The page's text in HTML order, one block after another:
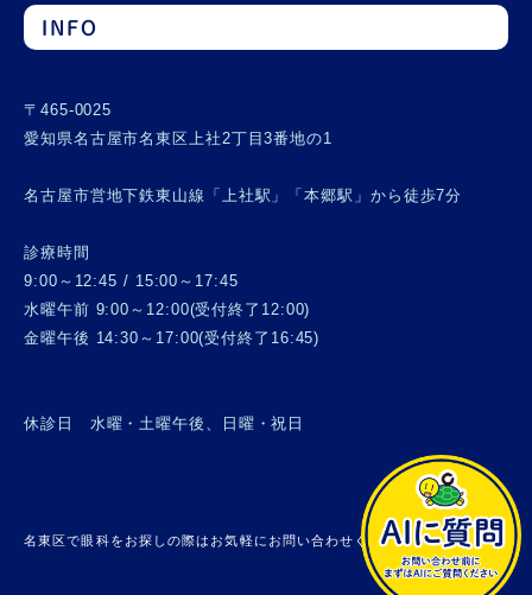
INFO
〒465-0025
愛知県名古屋市名東区上社2丁目3番地の1
名古屋市営地下鉄東山線「上社駅」「本郷駅」から徒歩7分
診療時間
9:00～12:45 / 15:00～17:45
水曜午前 9:00～12:00(受付終了12:00)
金曜午後 14:30～17:00(受付終了16:45)
休診日 水曜・土曜午後、日曜・祝日
名東区で眼科をお探しの際はお気軽にお問い合わせください。 © 上社眼科